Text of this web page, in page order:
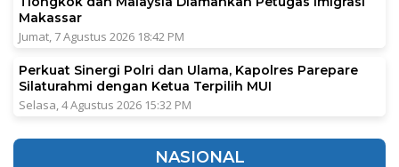
Makassar
Jumat, 7 Agustus 2026 18:42 PM
Perkuat Sinergi Polri dan Ulama, Kapolres Parepare
Silaturahmi dengan Ketua Terpilih MUI
Selasa, 4 Agustus 2026 15:32 PM
NASIONAL